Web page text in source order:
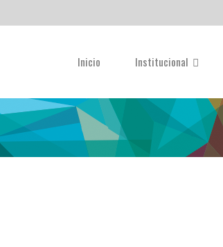
Inicio Institucional